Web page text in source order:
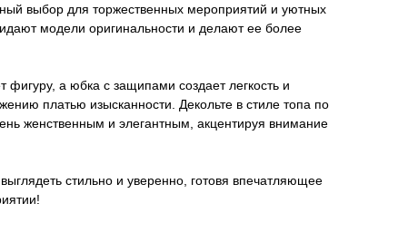
выбор для торжественных мероприятий и уютных
модели оригинальности и делают ее более
фигуру, а юбка с защипами создает легкость и
платью изысканности. Декольте в стиле топа по
женственным и элегантным, акцентируя внимание
стильно и уверенно, готовя впечатляющее